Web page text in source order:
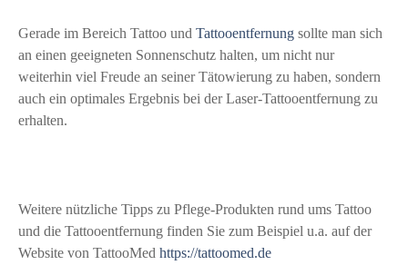
Gerade im Bereich Tattoo und Tattooentfernung sollte man sich
an einen geeigneten Sonnenschutz halten, um nicht nur
weiterhin viel Freude an seiner Tätowierung zu haben, sondern
auch ein optimales Ergebnis bei der Laser-Tattooentfernung zu
erhalten.
Weitere nützliche Tipps zu Pflege-Produkten rund ums Tattoo
und die Tattooentfernung finden Sie zum Beispiel u.a. auf der
Website von TattooMed https://tattoomed.de